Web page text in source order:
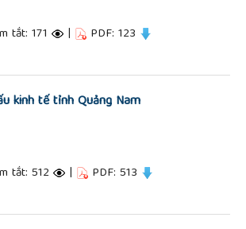
tắt: 171 | PDF: 123
kinh tế tỉnh Quảng Nam
tắt: 512 | PDF: 513